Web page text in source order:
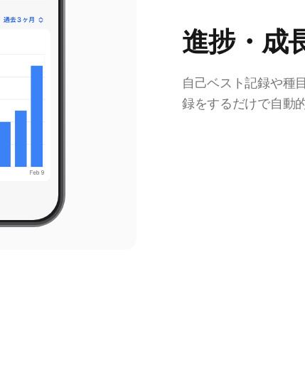
進捗・成
自己ベスト記録や種
録をするだけで自動